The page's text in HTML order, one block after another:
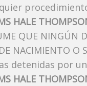
HALE
QUE NINGÚN
NACIMIENTO
detenidas por
HALE